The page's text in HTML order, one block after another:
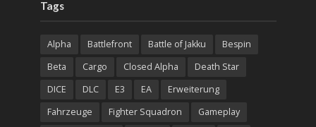
Tags
Alpha Battlefront Battle of Jakku
Bespin
Beta
Cargo Closed Alpha
Death Star
DICE
DLC E3 EA
Erweiterung
Fahrzeuge
Fighter Squadron
Gameplay